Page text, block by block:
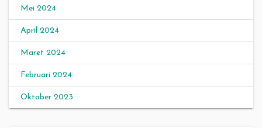
Mei 2024
April 2024
Maret 2024
Februari 2024
Oktober 2023